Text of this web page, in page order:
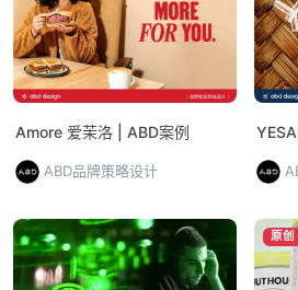
Amore 爱茉洛 | ABD案例
ABD品牌策略设计
原创